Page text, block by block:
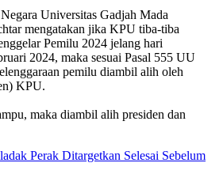
Universitas Gadjah Mada
mengatakan jika KPU tiba-tiba
Pemilu 2024 jelang hari
2024, maka sesuai Pasal 555 UU
pemilu diambil alih oleh
KPU.
maka diambil alih presiden dan
Perak Ditargetkan Selesai Sebelum